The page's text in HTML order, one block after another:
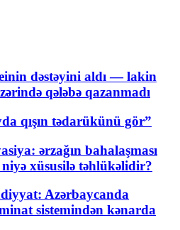
dəstəyini aldı — lakin
qələbə qazanmadı
qışın tədarükünü gör”
ərzağın bahalaşması
xüsusilə təhlükəlidir?
Azərbaycanda
sistemindən kənarda